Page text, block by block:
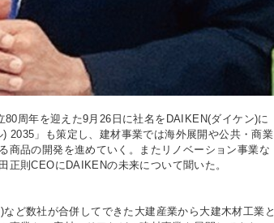
周年を迎えた9月26日に社名をDAIKEN(ダイケン)に
2035」も策定し、建材事業では海外展開や公共・商業
商品の開発を進めていく。またリノベーション事業な
正則CEOにDAIKENの未来について聞いた。
ど数社が合併してできた大建産業から大建木材工業と